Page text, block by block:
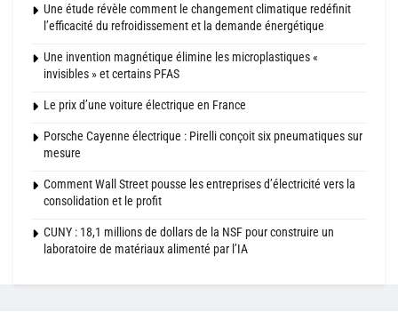
Une étude révèle comment le changement climatique redéfinit
l’efficacité du refroidissement et la demande énergétique
Une invention magnétique élimine les microplastiques «
invisibles » et certains PFAS
Le prix d’une voiture électrique en France
Porsche Cayenne électrique : Pirelli conçoit six pneumatiques sur
mesure
Comment Wall Street pousse les entreprises d’électricité vers la
consolidation et le profit
CUNY : 18,1 millions de dollars de la NSF pour construire un
laboratoire de matériaux alimenté par l’IA